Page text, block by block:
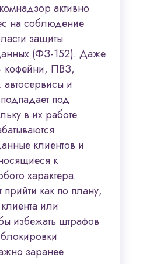
активно
на соблюдение
защиты
(ФЗ-152). Даже
кофейни, ПВЗ,
и
под
в их работе
клиентов и
к
характера.
как по плану,
или
избежать штрафов
заранее